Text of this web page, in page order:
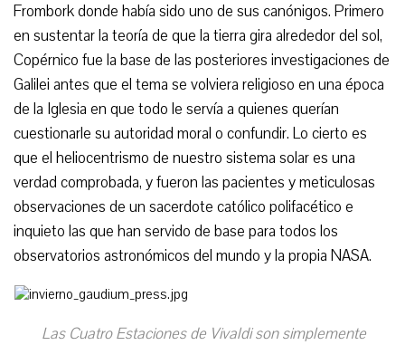
Frombork donde había sido uno de sus canónigos. Primero
en sustentar la teoría de que la tierra gira alrededor del sol,
Copérnico fue la base de las posteriores investigaciones de
Galilei antes que el tema se volviera religioso en una época
de la Iglesia en que todo le servía a quienes querían
cuestionarle su autoridad moral o confundir. Lo cierto es
que el heliocentrismo de nuestro sistema solar es una
verdad comprobada, y fueron las pacientes y meticulosas
observaciones de un sacerdote católico polifacético e
inquieto las que han servido de base para todos los
observatorios astronómicos del mundo y la propia NASA.
Las Cuatro Estaciones de Vivaldi son simplemente